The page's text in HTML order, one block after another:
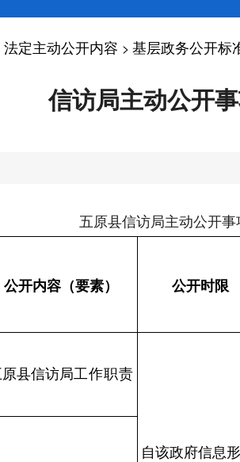
法定主动公开内容 > 基层政务公开标
信访局主动公开
五原县信访局主动公开事
公开内容（要素）
公开时限
县信访局工作职责
自该政府信息